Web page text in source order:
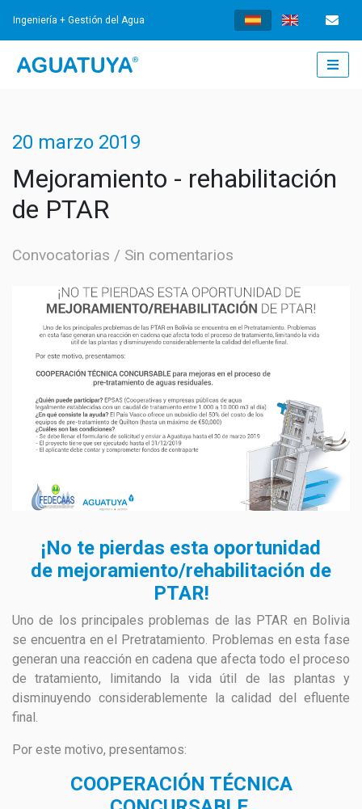
Ingeniería + Gestión del Agua
AGUA POTABLE
TRATAMIENTO DE AGUAS RESIDUALES
SISTEMAS DE DRENAJE URBANO SOSTENIBLES
GESTIÓN DE RESIDUOS SÓLIDOS
ECO SAN
RE USO
GESTIÓN
GESTIÓN DE LOS SERVICIOS
FORTALECIMIENTO INSTITUCIONAL
COMUNICACIÓN Y GESTIÓN DEL CONOCIMIENTO
NOTICIAS
NOTICIAS
CONVOCATORIAS
20 marzo 2019
Mejoramiento - rehabilitación
de PTAR
Convocatorias Sin comentarios
¡No te pierdas esta oportunidad
de mejoramiento/rehabilitación de
PTAR!
Uno de los principales problemas de las PTAR en Bolivia
se encuentra en el Pretratamiento. Problemas en esta fase
generan una reacción en cadena que afecta todo el proceso
de tratamiento, limitando la vida útil de las plantas y
disminuyendo considerablemente la calidad del efluente
final.
Por este motivo, presentamos:
COOPERACIÓN TÉCNICA